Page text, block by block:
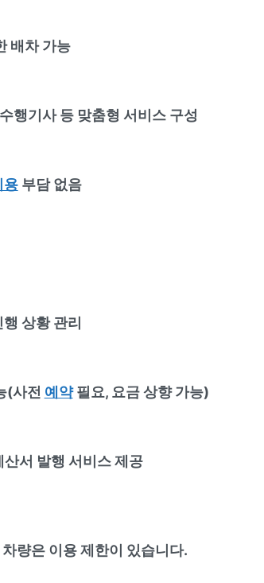
배차 가능
행기사 등 맞춤형 서비스 구성
용부담 없음
상황 관리
(사전 예약필요, 요금 상향 가능)
산서 발행 서비스 제공
량은 이용 제한이 있습니다.